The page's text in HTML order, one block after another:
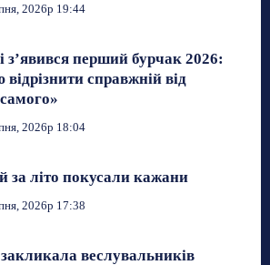
2026р 19:44
з’явився перший бурчак 2026:
справжній від
2026р 18:04
за літо покусали кажани
2026р 17:38
веслувальників